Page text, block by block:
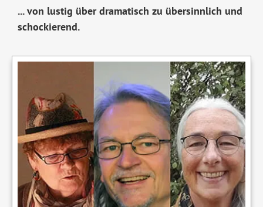
... von lustig über dramatisch zu übersinnlich und
schockierend.